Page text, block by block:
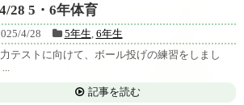
4/28 5・6年体育
4/28 5年生, 6年生
テストに向けて、ボール投げの練習をしまし
記事を読む